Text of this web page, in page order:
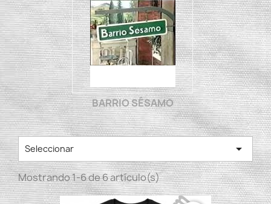
BARRIO SÉSAMO
Seleccionar 
Mostrando 1-6 de 6 artículo(s)